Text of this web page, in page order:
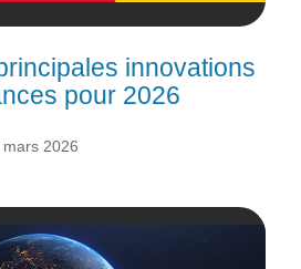
innovations
pour 2026
2026